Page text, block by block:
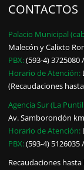
CONTACTOS
Palacio Municipal
Malecón y Calixto
PBX:(593-4) 3725080
Horario de Atención:
(Recaudaciones
Agencia Sur (La
Av. Samborondón
Horario de Atención:
PBX:(593-4) 5126035
Recaudaciones hasta